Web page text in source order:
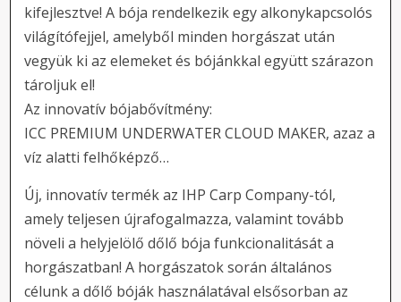
kifejlesztve! A bója rendelkezik egy alkonykapcsolós
világítófejjel, amelyből minden horgászat után
vegyük ki az elemeket és bójánkkal együtt szárazon
tároljuk el!
Az innovatív bójabővítmény:
ICC PREMIUM UNDERWATER CLOUD MAKER, azaz a
víz alatti felhőképző…
Új, innovatív termék az IHP Carp Company-tól,
amely teljesen újrafogalmazza, valamint tovább
növeli a helyjelölő dőlő bója funkcionalitását a
horgászatban! A horgászatok során általános
célunk a dőlő bóják használatával elsősorban az